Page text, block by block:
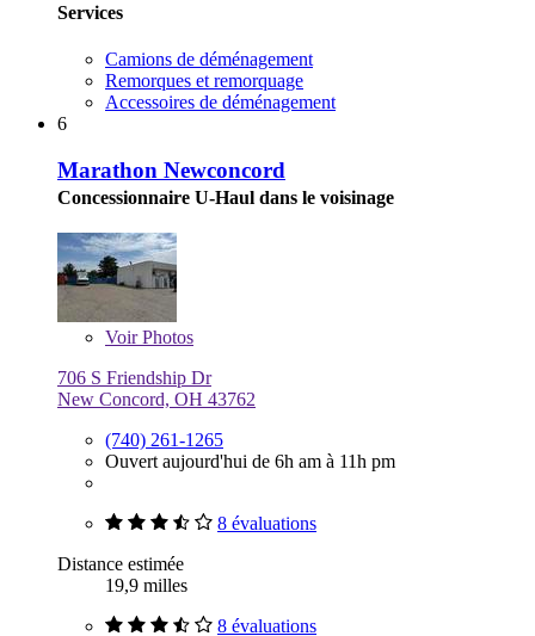
Services
Camions de déménagement
Remorques et remorquage
Accessoires de déménagement
6
Marathon Newconcord
Concessionnaire U-Haul dans le voisinage
VoirPhotos
706 S Friendship Dr
New Concord, OH 43762
(740) 261-1265
Ouvert aujourd'hui de 6h am à 11h pm
8 évaluations
Distance estimée
19,9 milles
8 évaluations